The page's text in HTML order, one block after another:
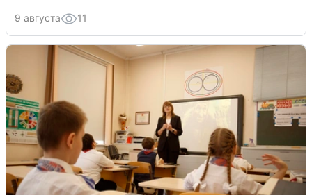
9 августа 11